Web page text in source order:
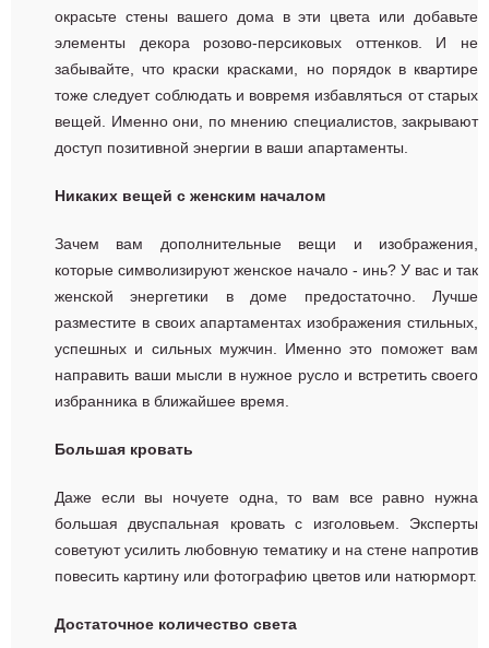
окрасьте стены вашего дома в эти цвета или добавьте
элементы декора розово-персиковых оттенков. И не
забывайте, что краски красками, но порядок в квартире
тоже следует соблюдать и вовремя избавляться от старых
вещей. Именно они, по мнению специалистов, закрывают
доступ позитивной энергии в ваши апартаменты.
Никаких вещей с женским началом
Зачем вам дополнительные вещи и изображения,
которые символизируют женское начало - инь? У вас и так
женской энергетики в доме предостаточно. Лучше
разместите в своих апартаментах изображения стильных,
успешных и сильных мужчин. Именно это поможет вам
направить ваши мысли в нужное русло и встретить своего
избранника в ближайшее время.
Большая кровать
Даже если вы ночуете одна, то вам все равно нужна
большая двуспальная кровать с изголовьем. Эксперты
советуют усилить любовную тематику и на стене напротив
повесить картину или фотографию цветов или натюрморт.
Достаточное количество света